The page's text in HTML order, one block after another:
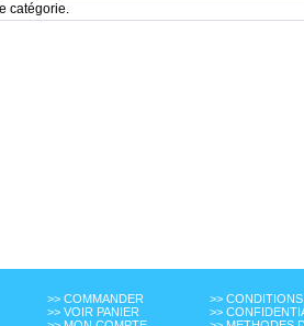
catégorie.
>> COMMANDER
>> VOIR PANIER
>>
>>